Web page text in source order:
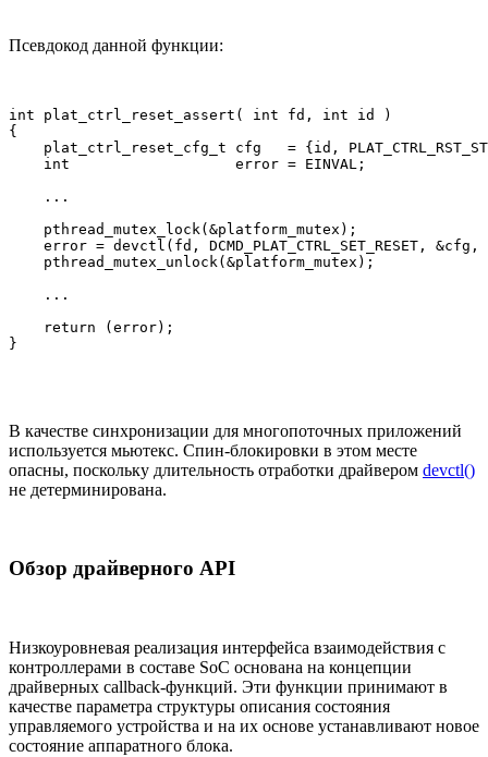
Псевдокод данной функции:
int plat_ctrl_reset_assert( int fd, int id )
{
plat_ctrl_reset_cfg_t cfg   = {id,
    int                   error = EINVAL;
    ...
    pthread_mutex_lock(&platform_mutex);
error = devctl(fd, DCMD_PLAT_CTRL_SET_RESET,
    pthread_mutex_unlock(&platform_mutex);
    ...
    return (error);
}
В качестве синхронизации для многопоточных приложений
используется мьютекс. Спин-блокировки в этом месте
опасны, поскольку длительность отработки драйвером devctl()
не детерминирована.
Обзор драйверного API
Низкоуровневая реализация интерфейса взаимодействия с
контроллерами в составе SoC основана на концепции
драйверных callback-функций. Эти функции принимают в
качестве параметра структуры описания состояния
управляемого устройства и на их основе устанавливают новое
состояние аппаратного блока.